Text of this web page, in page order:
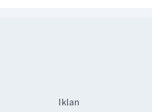
Iklan